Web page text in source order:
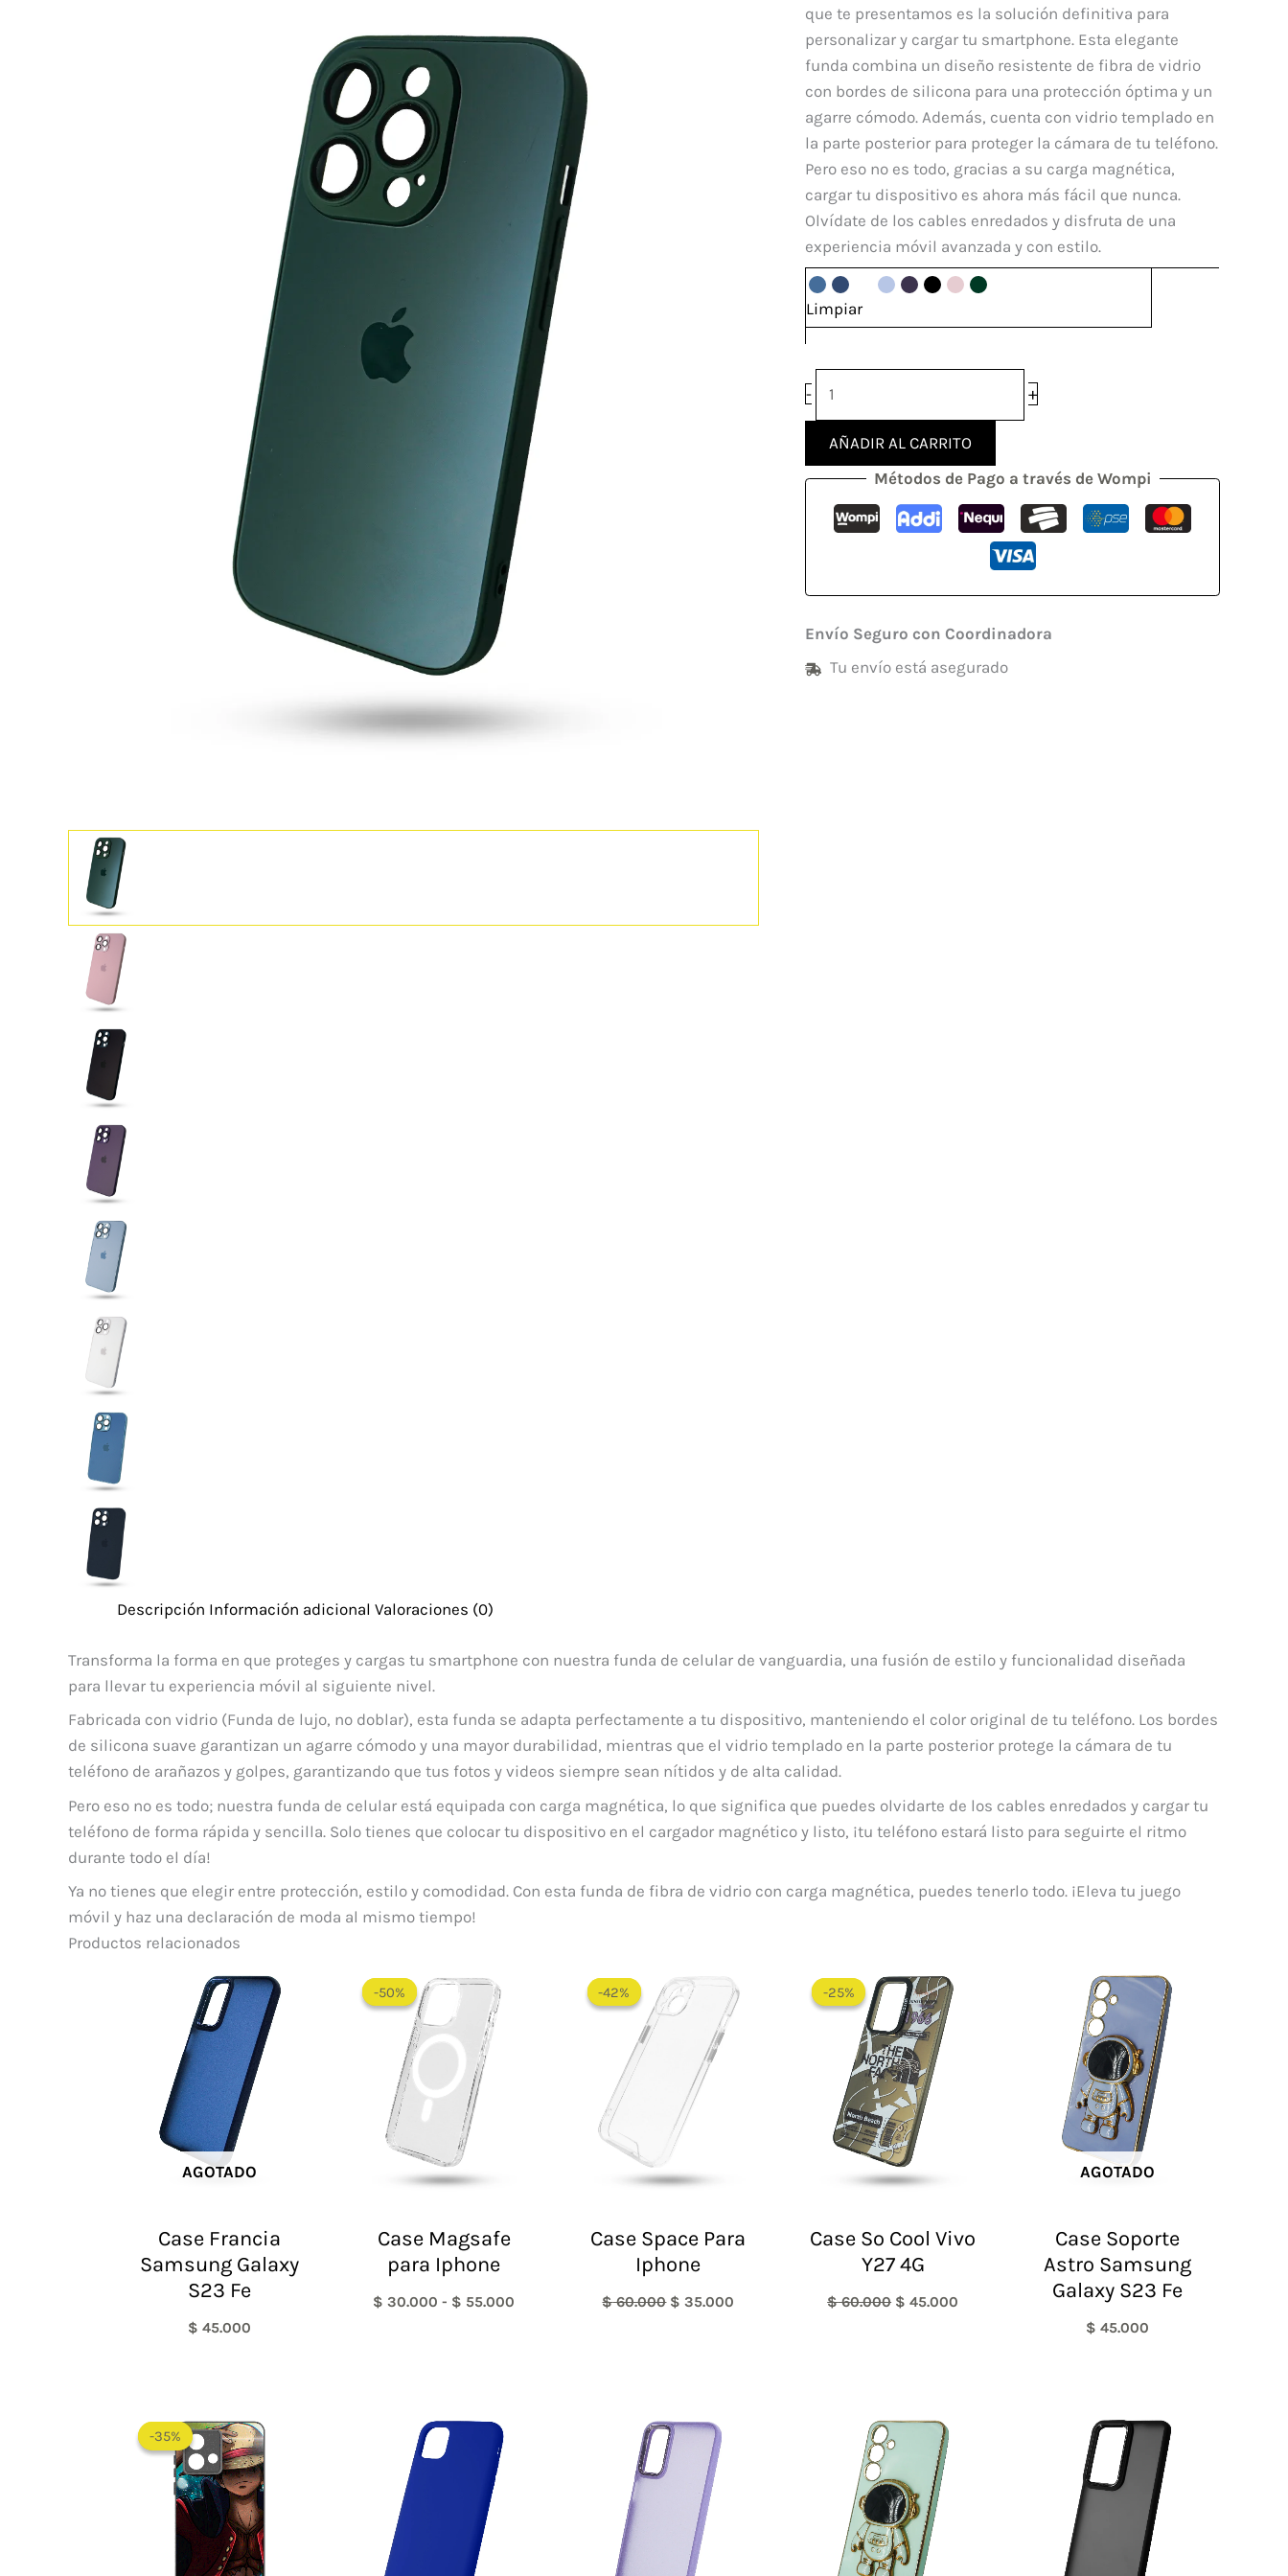
original
$ 95.000.
actual
$ 65.000.
que te presentamos es la solución definitiva para
personalizar y cargar tu smartphone. Esta elegante
funda combina un diseño resistente de fibra de vidrio
con bordes de silicona para una protección óptima y un
agarre cómodo. Además, cuenta con vidrio templado en
la parte posterior para proteger la cámara de tu teléfono.
Pero eso no es todo, gracias a su carga magnética,
cargar tu dispositivo es ahora más fácil que nunca.
Olvídate de los cables enredados y disfruta de una
experiencia móvil avanzada y con estilo.
Limpiar
-
Glass
Iphone
Pro
cantidad
+
AÑADIR AL CARRITO
Métodos de Pago a través de Wompi
Envío Seguro con Coordinadora
Tu envío está asegurado
Descripción Información adicional Valoraciones (0)
Transforma la forma en que proteges y cargas tu smartphone con nuestra funda de celular de vanguardia, una fusión de estilo y funcionalidad diseñada
para llevar tu experiencia móvil al siguiente nivel.
Fabricada con vidrio (Funda de lujo, no doblar), esta funda se adapta perfectamente a tu dispositivo, manteniendo el color original de tu teléfono. Los bordes
de silicona suave garantizan un agarre cómodo y una mayor durabilidad, mientras que el vidrio templado en la parte posterior protege la cámara de tu
teléfono de arañazos y golpes, garantizando que tus fotos y videos siempre sean nítidos y de alta calidad.
Pero eso no es todo; nuestra funda de celular está equipada con carga magnética, lo que significa que puedes olvidarte de los cables enredados y cargar tu
teléfono de forma rápida y sencilla. Solo tienes que colocar tu dispositivo en el cargador magnético y listo, ¡tu teléfono estará listo para seguirte el ritmo
durante todo el día!
Ya no tienes que elegir entre protección, estilo y comodidad. Con esta funda de fibra de vidrio con carga magnética, puedes tenerlo todo. ¡Eleva tu juego
móvil y haz una declaración de moda al mismo tiempo!
Productos relacionados
AGOTADO
Case Francia
Samsung Galaxy
S23 Fe
$ 45.000
-50%
-50%
Case Magsafe
para Iphone
$ 30.000 - $ 55.000
-42%
-42%
Case Space Para
Iphone
$60.000
precio
original
era:
$ 60.000.
$ 35.000
actual
-25%
-25%
Case So Cool Vivo
Y27 4G
$60.000
precio
original
era:
$ 60.000.
$ 45.000
AGOTADO
Case Soporte
Astro Samsung
Galaxy S23 Fe
$ 45.000
-35%
-35%